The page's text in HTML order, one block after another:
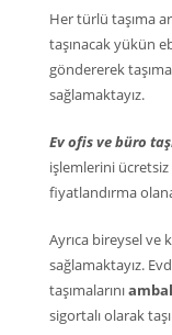
Her türlü taşıma
taşınacak yükün
göndererek
sağlamaktayız.
Ev ofis ve büro
işlemlerini
fiyatlandırma
Ayrıca bireysel
sağlamaktayız.
taşımalarını
sigortalı olarak